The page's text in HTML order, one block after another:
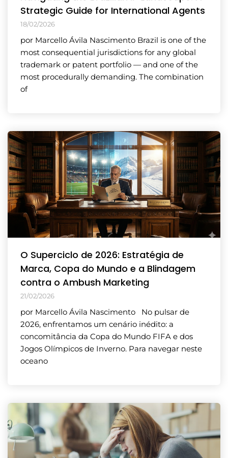
Strategic Guide for International Agents
18/02/2026
por Marcello Ávila Nascimento Brazil is one of the
most consequential jurisdictions for any global
trademark or patent portfolio — and one of the
most procedurally demanding. The combination
of
O Superciclo de 2026: Estratégia de
Marca, Copa do Mundo e a Blindagem
contra o Ambush Marketing
21/02/2026
por Marcello Ávila Nascimento No pulsar de
2026, enfrentamos um cenário inédito: a
concomitância da Copa do Mundo FIFA e dos
Jogos Olímpicos de Inverno. Para navegar neste
oceano